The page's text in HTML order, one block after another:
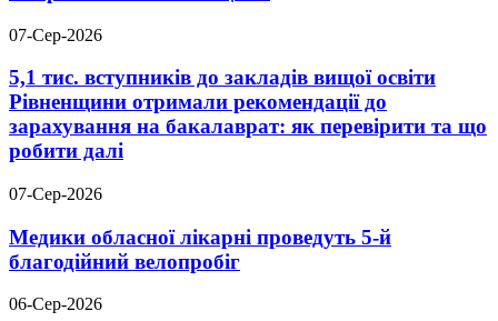
07-Сер-2026
5,1 тис. вступників до закладів вищої освіти
Рівненщини отримали рекомендації до
зарахування на бакалаврат: як перевірити та що
робити далі
07-Сер-2026
Медики обласної лікарні проведуть 5-й
благодійний велопробіг
06-Сер-2026